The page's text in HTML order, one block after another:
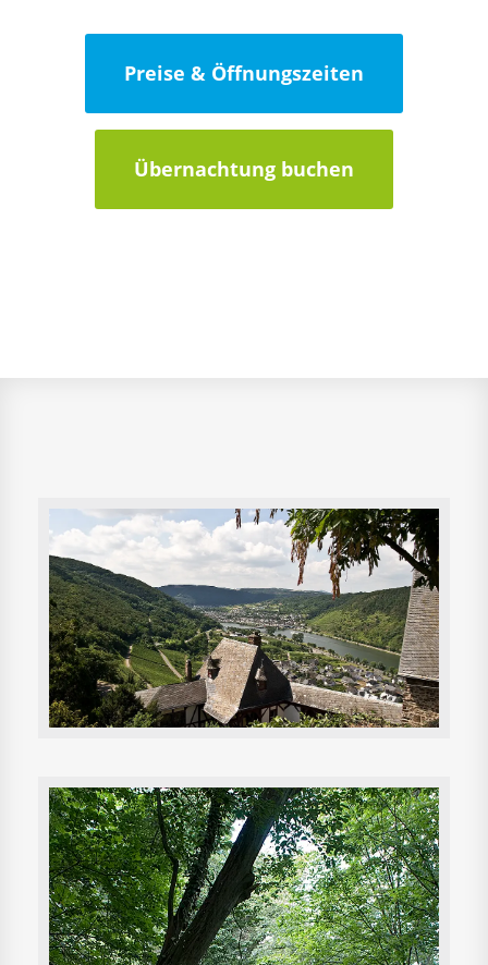
Preise & Öffnungszeiten
Übernachtung buchen